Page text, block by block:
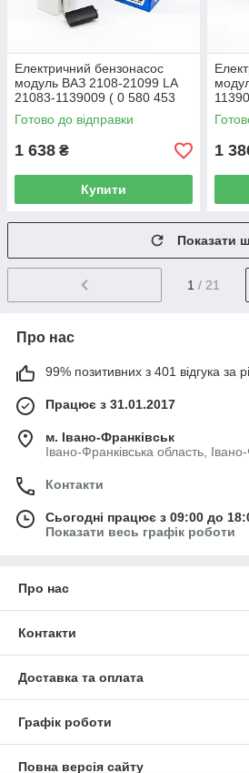
Електричний бензонасос
модуль ВАЗ 2108-21099 LA
21083-1139009 ( 0 580 453
453 )
Готово до відправки
1 638 ₴
Купити
1
Показати
1 / 21
Про нас
99% позитивних з 401 відгука за
Працює з 31.01.2017
м. Івано-Франківськ
Івано-Франківська область,
Контакти
Сьогодні працює з 09:00 до
Показати весь графік роботи
Про нас
Контакти
Доставка та оплата
Графік роботи
Повна версія сайту